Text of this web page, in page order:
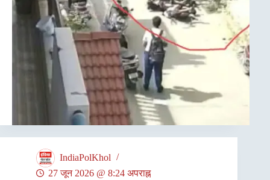
IndiaPolKhol
27 जून 2026 @ 8:24 अपराह्न